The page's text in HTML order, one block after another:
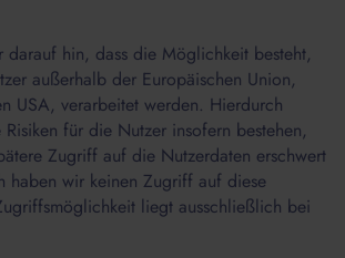
darauf hin, dass die Möglichkeit besteht,
außerhalb der Europäischen Union,
USA, verarbeitet werden. Hierdurch
für die Nutzer insofern bestehen,
Zugriff auf die Nutzerdaten erschwert
haben wir keinen Zugriff auf diese
liegt ausschließlich bei